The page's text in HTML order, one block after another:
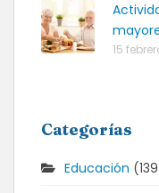
15
Categorías
Educación